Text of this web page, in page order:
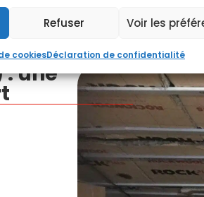
Refuser Voir les
cookiesDéclaration de confidentialité
: une